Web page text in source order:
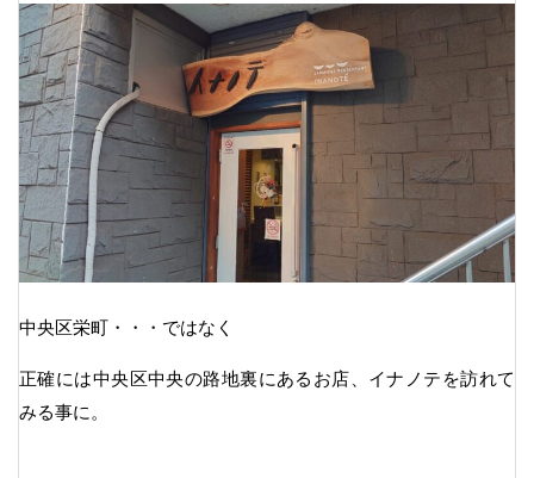
中央区栄町・・・ではなく
正確には中央区中央の路地裏にあるお店、イナノテを訪れて
みる事に。